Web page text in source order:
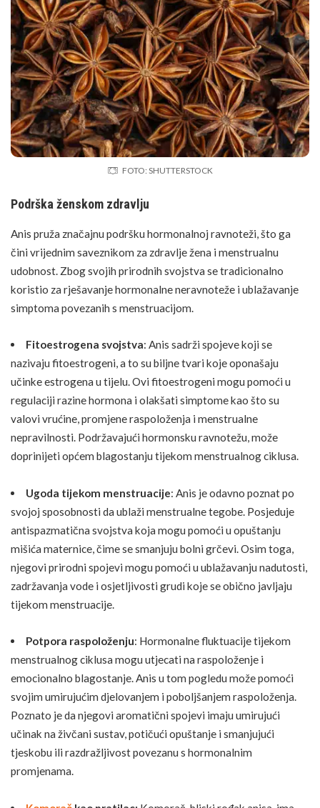
FOTO: SHUTTERSTOCK
Podrška ženskom zdravlju
Anis pruža značajnu podršku hormonalnoj ravnoteži, što ga
čini vrijednim saveznikom za zdravlje žena i menstrualnu
udobnost. Zbog svojih prirodnih svojstva se tradicionalno
koristio za rješavanje hormonalne neravnoteže i ublažavanje
simptoma povezanih s menstruacijom.
Fitoestrogena svojstva: Anis sadrži spojeve koji se
nazivaju fitoestrogeni, a to su biljne tvari koje oponašaju
učinke estrogena u tijelu. Ovi fitoestrogeni mogu pomoći u
regulaciji razine hormona i olakšati simptome kao što su
valovi vrućine, promjene raspoloženja i menstrualne
nepravilnosti. Podržavajući hormonsku ravnotežu, može
doprinijeti općem blagostanju tijekom menstrualnog ciklusa.
Ugoda tijekom menstruacije: Anis je odavno poznat po
svojoj sposobnosti da ublaži menstrualne tegobe. Posjeduje
antispazmatična svojstva koja mogu pomoći u opuštanju
mišića maternice, čime se smanjuju bolni grčevi. Osim toga,
njegovi prirodni spojevi mogu pomoći u ublažavanju nadutosti,
zadržavanja vode i osjetljivosti grudi koje se obično javljaju
tijekom menstruacije.
Potpora raspoloženju: Hormonalne fluktuacije tijekom
menstrualnog ciklusa mogu utjecati na raspoloženje i
emocionalno blagostanje. Anis u tom pogledu može pomoći
svojim umirujućim djelovanjem i poboljšanjem raspoloženja.
Poznato je da njegovi aromatični spojevi imaju umirujući
učinak na živčani sustav, potičući opuštanje i smanjujući
tjeskobu ili razdražljivost povezanu s hormonalnim
promjenama.